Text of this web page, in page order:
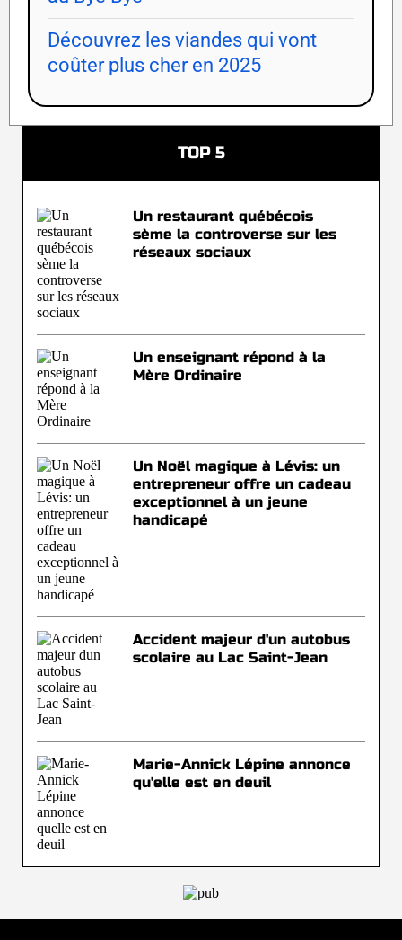
Découvrez les viandes qui vont
coûter plus cher en 2025
TOP 5
Un restaurant québécois
sème la controverse sur les
réseaux sociaux
Un enseignant répond à la
Mère Ordinaire
Un Noël magique à Lévis: un
entrepreneur offre un cadeau
exceptionnel à un jeune
handicapé
Accident majeur d'un autobus
scolaire au Lac Saint-Jean
Marie-Annick Lépine annonce
qu'elle est en deuil